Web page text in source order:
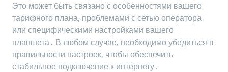
Это может быть связано с особенностями вашего
тарифного плана‚ проблемами с сетью оператора
или специфическими настройками вашего
планшета․ В любом случае‚ необходимо убедиться в
правильности настроек‚ чтобы обеспечить
стабильное подключение к интернету․